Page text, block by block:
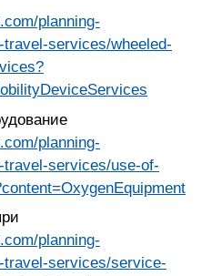
planning-
services/wheeled-
planning-
services/use-of-
planning-
travel-services/service-